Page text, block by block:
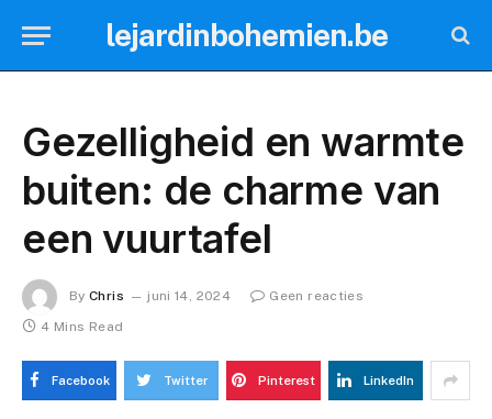
lejardinbohemien.be
Gezelligheid en warmte
buiten: de charme van
een vuurtafel
By Chris juni 14, 2024
Geen reacties
4 Mins Read
Facebook Twitter Pinterest LinkedIn